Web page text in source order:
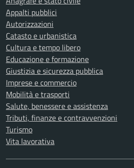
Appalti pubblici
Autorizzazioni
Catasto e urbanistica
Cultura e tempo libero
Educazione e formazione
Giustizia e sicurezza pubblica
Imprese e commercio
Mobilità e trasporti
Salute, benessere e assistenza
Tributi, finanze e contravvenzioni
Turismo
Vita lavorativa